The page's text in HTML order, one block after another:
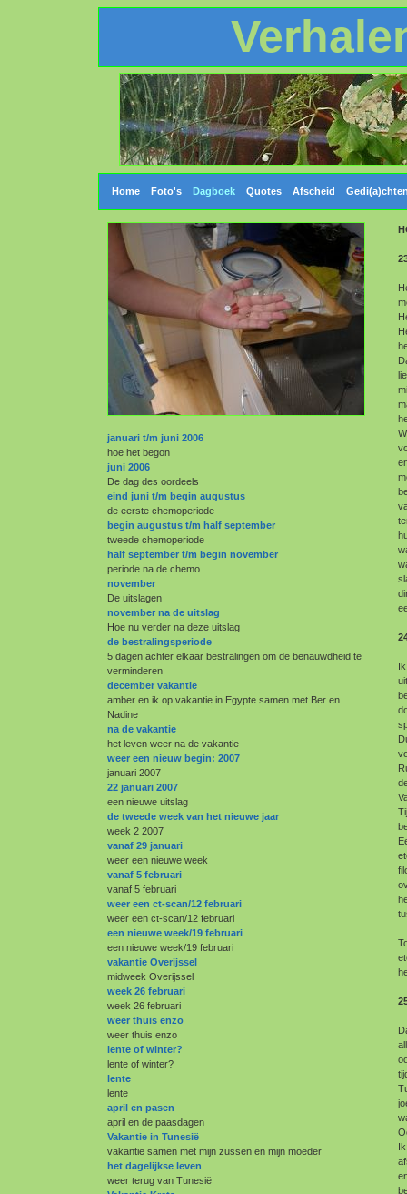
Home Foto's Dagboek Quotes Afscheid
januari t/m juni 2006
hoe het begon
juni 2006
De dag des oordeels
eind juni t/m begin augustus
de eerste chemoperiode
begin augustus t/m half september
tweede chemoperiode
half september t/m begin november
periode na de chemo
november
De uitslagen
november na de uitslag
Hoe nu verder na deze uitslag
de bestralingsperiode
5 dagen achter elkaar bestralingen om de benauwdheid te
verminderen
december vakantie
amber en ik op vakantie in Egypte samen met Ber en
Nadine
na de vakantie
het leven weer na de vakantie
weer een nieuw begin: 2007
januari 2007
22 januari 2007
een nieuwe uitslag
de tweede week van het nieuwe jaar
week 2 2007
vanaf 29 januari
weer een nieuwe week
vanaf 5 februari
vanaf 5 februari
weer een ct-scan/12 februari
weer een ct-scan/12 februari
een nieuwe week/19 februari
een nieuwe week/19 februari
vakantie Overijssel
midweek Overijssel
week 26 februari
week 26 februari
weer thuis enzo
weer thuis enzo
lente of winter?
lente of winter?
lente
lente
april en pasen
april en de paasdagen
Vakantie in Tunesië
vakantie samen met mijn zussen en mijn moeder
het dagelijkse leven
weer terug van Tunesië